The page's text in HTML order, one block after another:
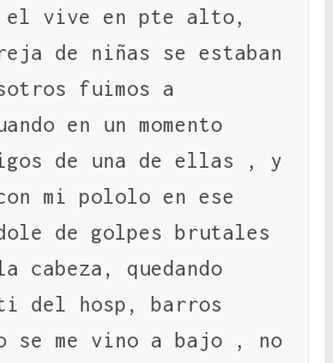
el vive en pte alto,
de niñas se estaban
fuimos a
en un momento
de una de ellas , y
mi pololo en ese
de golpes brutales
cabeza, quedando
del hosp, barros
se me vino a bajo , no